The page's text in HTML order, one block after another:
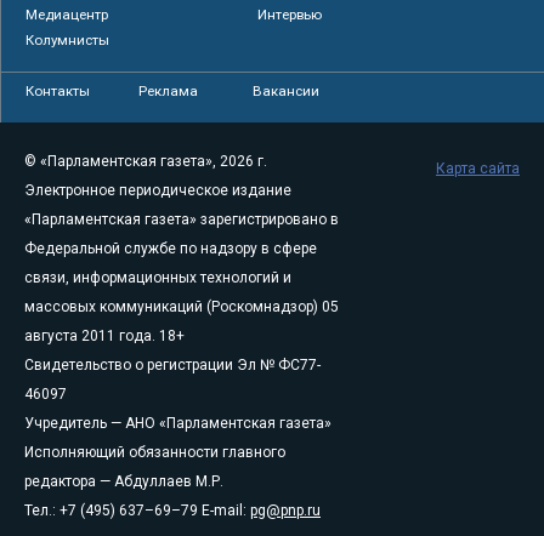
Медиацентр
Интервью
Колумнисты
Контакты Реклама Вакансии
© «Парламентская газета», 2026 г.
Электронное периодическое издание
«Парламентская газета» зарегистрировано в
Федеральной службе по надзору в сфере
связи, информационных технологий и
массовых коммуникаций (Роскомнадзор) 05
августа 2011 года. 18+
Свидетельство о регистрации Эл № ФС77-
46097
Учредитель — АНО «Парламентская газета»
Исполняющий обязанности главного
редактора — Абдуллаев М.Р.
Тел.: +7 (495) 637–69–79 E-mail: pg@pnp.ru
Карта сайта